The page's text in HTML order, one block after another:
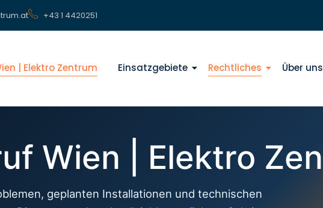
+43 1 4420251
| Elektro Zentrum Einsatzgebiete Rechtliches Über uns
Wien | Elektro
geplanten Installationen und technischen